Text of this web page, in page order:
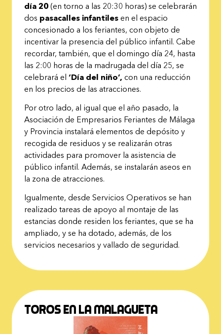
día 20 (en torno a las 20:30 horas) se celebrarán
dos pasacalles infantiles en el espacio
concesionado a los feriantes, con objeto de
incentivar la presencia del público infantil. Cabe
recordar, también, que el domingo día 24, hasta
las 2:00 horas de la madrugada del día 25, se
celebrará el ‘Día del niño’, con una reducción
en los precios de las atracciones.
Por otro lado, al igual que el año pasado, la
Asociación de Empresarios Feriantes de Málaga
y Provincia instalará elementos de depósito y
recogida de residuos y se realizarán otras
actividades para promover la asistencia de
público infantil. Además, se instalarán aseos en
la zona de atracciones.
Igualmente, desde Servicios Operativos se han
realizado tareas de apoyo al montaje de las
estancias donde residen los feriantes, que se ha
ampliado, y se ha dotado, además, de los
servicios necesarios y vallado de seguridad.
Toros en la malagueta